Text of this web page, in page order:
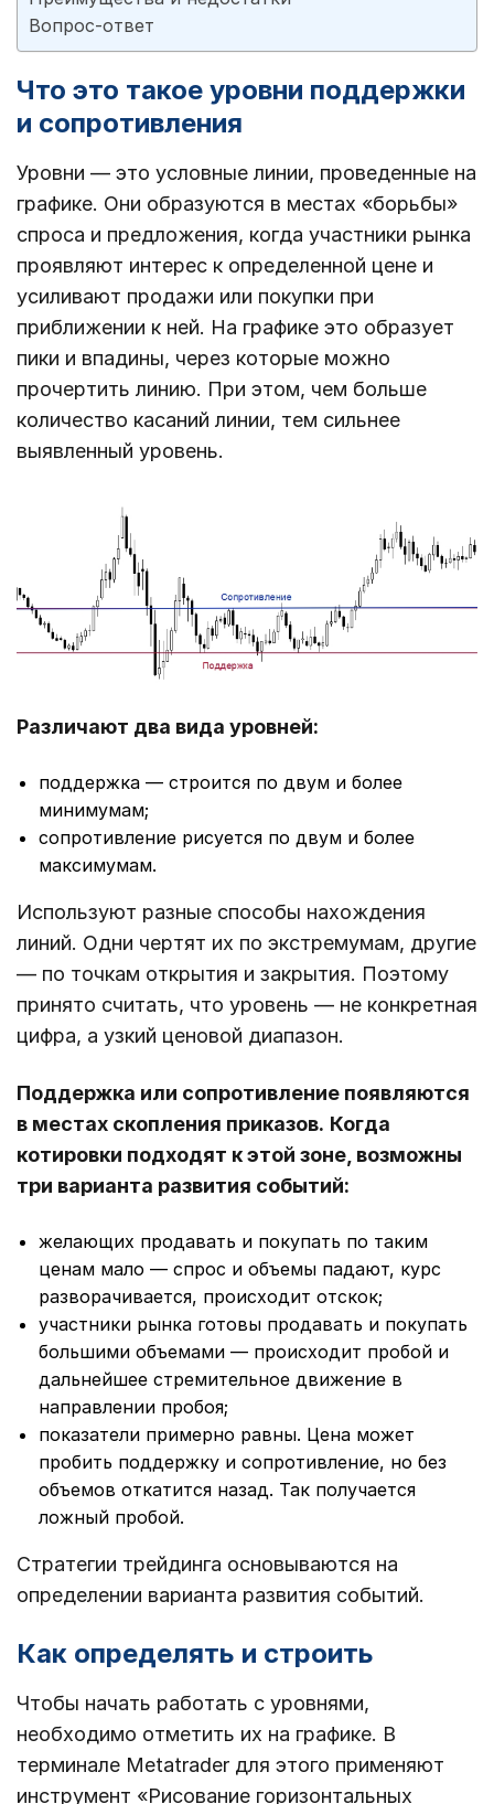
Вопрос-ответ
Что это такое уровни поддержки
и сопротивления
Уровни — это условные линии, проведенные на
графике. Они образуются в местах «борьбы»
спроса и предложения, когда участники рынка
проявляют интерес к определенной цене и
усиливают продажи или покупки при
приближении к ней. На графике это образует
пики и впадины, через которые можно
прочертить линию. При этом, чем больше
количество касаний линии, тем сильнее
выявленный уровень.
Различают два вида уровней:
поддержка — строится по двум и более
минимумам;
сопротивление рисуется по двум и более
максимумам.
Используют разные способы нахождения
линий. Одни чертят их по экстремумам, другие
― по точкам открытия и закрытия. Поэтому
принято считать, что уровень ― не конкретная
цифра, а узкий ценовой диапазон.
Поддержка или сопротивление появляются
в местах скопления приказов. Когда
котировки подходят к этой зоне, возможны
три варианта развития событий:
желающих продавать и покупать по таким
ценам мало — спрос и объемы падают, курс
разворачивается, происходит отскок;
участники рынка готовы продавать и покупать
большими объемами — происходит пробой и
дальнейшее стремительное движение в
направлении пробоя;
показатели примерно равны. Цена может
пробить поддержку и сопротивление, но без
объемов откатится назад. Так получается
ложный пробой.
Стратегии трейдинга основываются на
определении варианта развития событий.
Как определять и строить
Чтобы начать работать с уровнями,
необходимо отметить их на графике. В
терминале Metatrader для этого применяют
инструмент «Рисование горизонтальных